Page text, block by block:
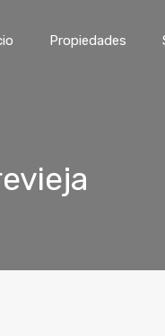
Propiedades